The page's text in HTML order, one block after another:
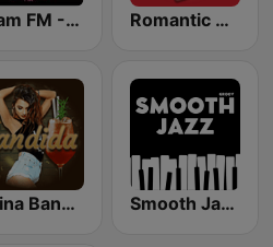
Beam FM - Adult Hits Romantic Vibes
Latina Bandida! Smooth Jazz - Groov